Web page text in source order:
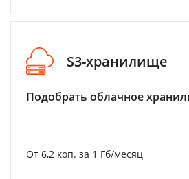
S3-хранилище
Подобрать облачное
От 6,2 коп. за 1 Гб/месяц